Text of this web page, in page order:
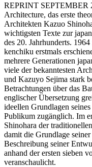
REPRINT SEPTEMBER
Architecture, das erste
Architekten Kazuo
wichtigsten Texte zur
des 20. Jahrhunderts.
kenchiku erstmals
mehrere Generationen
viele der bekanntesten
und Kazuyo Sejima stark
Betrachtungen über das
englischer Übersetzung
ideellen Grundlagen
Publikum zugänglich. Im
Shinohara der
damit die Grundlage
Beschreibung seiner
anhand der ersten sieben
veranschaulicht.